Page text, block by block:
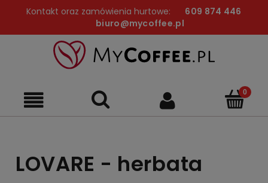
Kontakt oraz zamówienia hurtowe:
609 874 446
biuro@mycoffee.pl
LOVARE - herbata